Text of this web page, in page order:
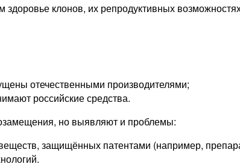
клонов, их репродуктивных
отечественными производителями;
российские средства.
но выявляют и проблемы:
защищённых патентами (например,